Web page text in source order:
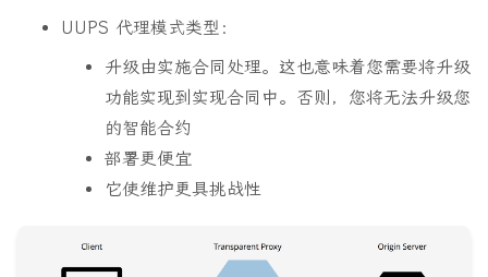
UUPS 代理模式类型：
升级由实施合同处理。这也意味着您需要将升级
功能实现到实现合同中。否则，您将无法升级您
的智能合约
部署更便宜
它使维护更具挑战性